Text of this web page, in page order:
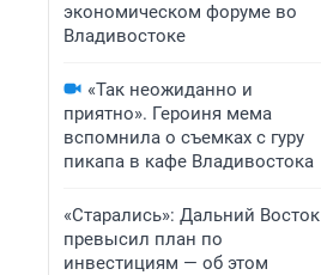
экономическом форуме во
Владивостоке
«Так неожиданно и
приятно». Героиня мема
вспомнила о съемках с гуру
пикапа в кафе Владивостока
«Старались»: Дальний Восток
превысил план по
инвестициям — об этом